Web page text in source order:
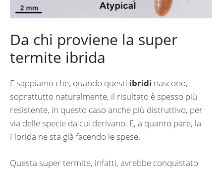
Da chi proviene la super
termite ibrida
E sappiamo che, quando questi ibridi nascono,
soprattutto naturalmente, il risultato è spesso più
resistente, in questo caso anche più distruttivo, per
via delle specie da cui derivano. E, a quanto pare, la
Florida ne sta già facendo le spese.
Questa super termite, infatti, avrebbe conquistato